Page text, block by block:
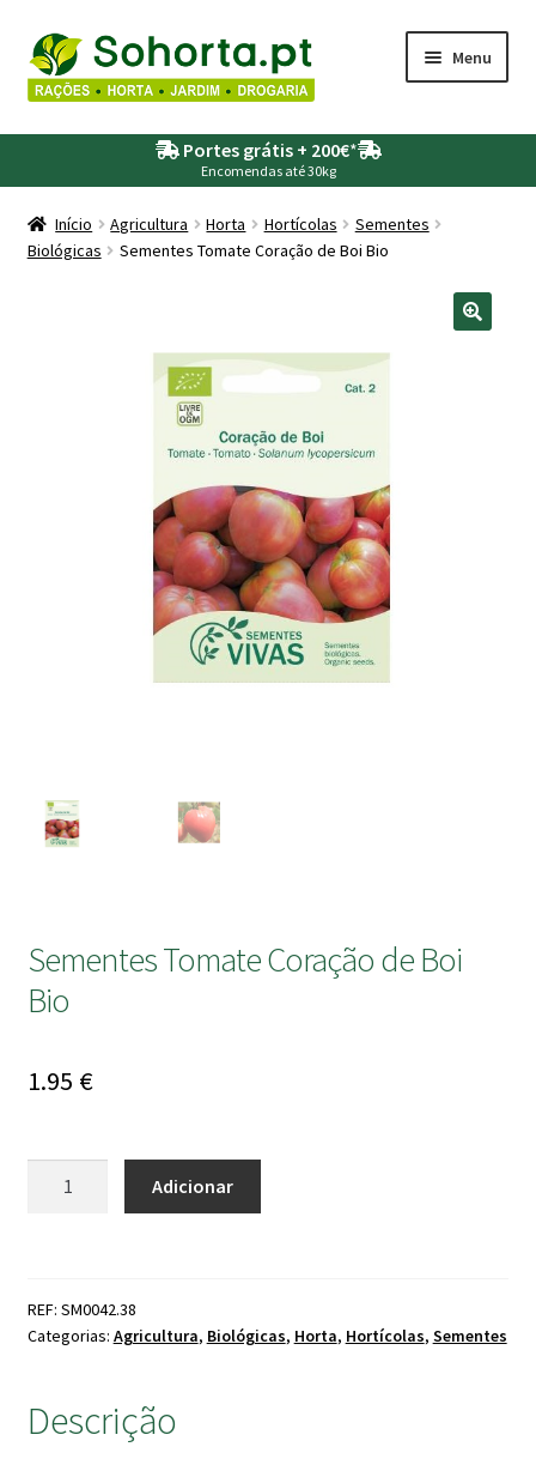
Ir
para
a
navegação
Saltar
para
o
conteúdo
Menu
Agricultura
Drogaria
Portes grátis + 200€*
Encomendas até 30kg
Início Agricultura Horta Hortícolas
Sementes
Biológicas
Sementes Tomate Coração de Boi Bio
Sementes Tomate Coração de Boi
Bio
1.95 €
de
Adicionar
REF: SM0042.38
Categorias: Agricultura, Biológicas, Horta, Hortícolas, Sementes
Descrição